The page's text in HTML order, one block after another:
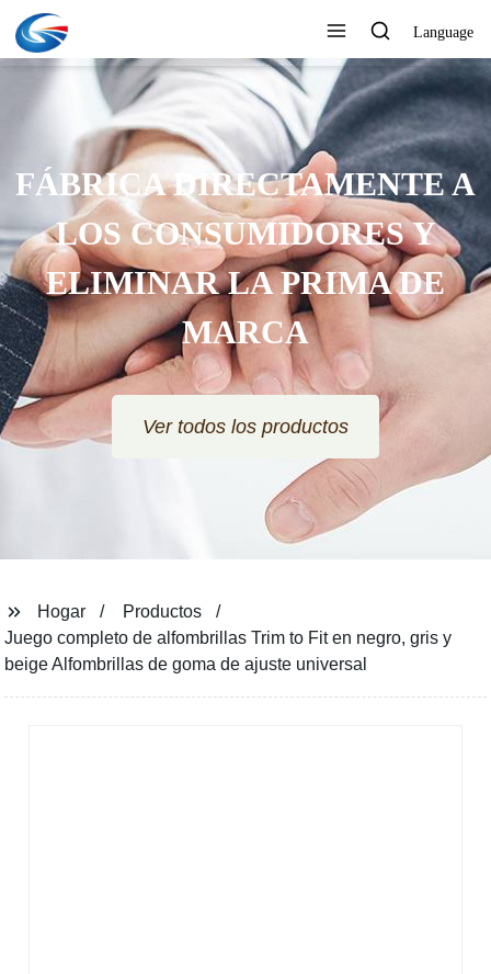
Language
FÁBRICA DIRECTAMENTE A
LOS CONSUMIDORES Y
ELIMINAR LA PRIMA DE
MARCA
Ver todos los productos
Hogar
Productos
Juego completo de alfombrillas Trim to Fit en negro, gris y
beige Alfombrillas de goma de ajuste universal